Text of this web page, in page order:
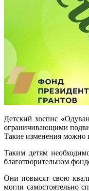
Детский хоспис «
ограничивающими
Такие изменения можно
Таким детям
благотворительном
Они повысят свою
могли самостоятельно